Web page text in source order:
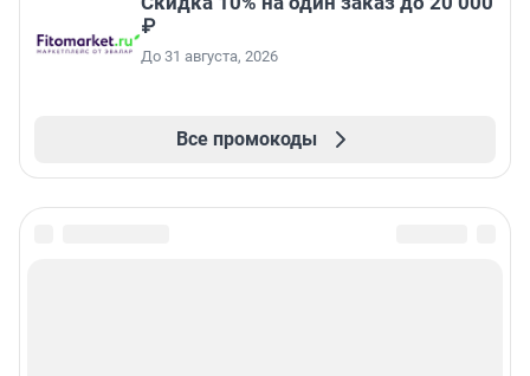
₽
До 31 августа, 2026
Все промокоды